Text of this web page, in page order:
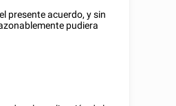
presente acuerdo, y sin
pudiera